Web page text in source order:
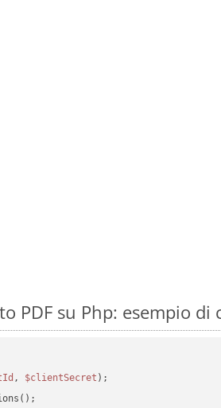
PDF su Php: esempio di
, $clientSecret